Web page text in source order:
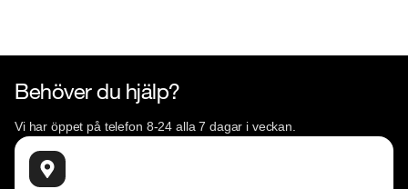
Behöver du hjälp?
Vi har öppet på telefon 8-24 alla 7 dagar i veckan.